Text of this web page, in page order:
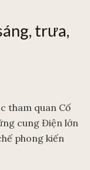
trưa,
tham quan Cố
cung Điện lớn
phong kiến